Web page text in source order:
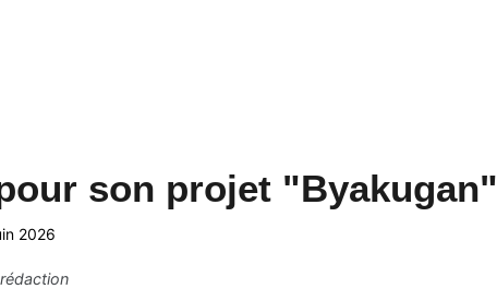
son projet "Byakugan"
2026